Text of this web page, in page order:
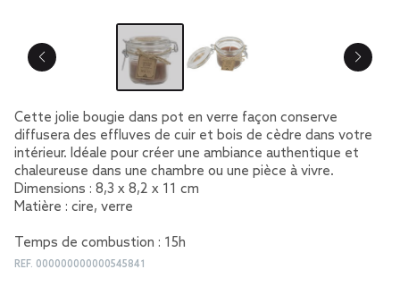
Cette jolie bougie dans pot en verre façon conserve
diffusera des effluves de cuir et bois de cèdre dans votre
intérieur. Idéale pour créer une ambiance authentique et
chaleureuse dans une chambre ou une pièce à vivre.
Dimensions : 8,3 x 8,2 x 11 cm
Matière : cire, verre
Temps de combustion : 15h
REF. 000000000000545841